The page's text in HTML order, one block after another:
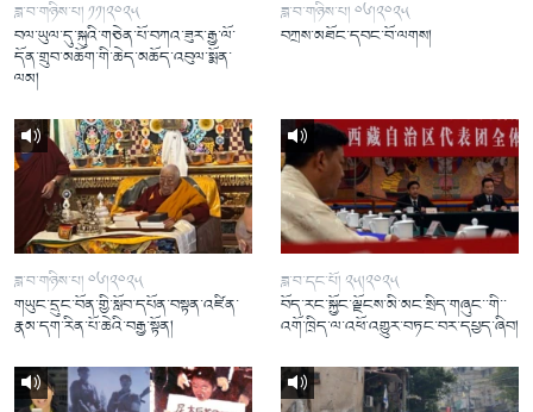
ཟླ་བ་གཉིས་པ། ༡༡།༢༠༢༥
བལ་ཡུལ་དུ་སྐུའི་གཅེན་པོ་བཀའ་ཟུར་རྒྱ་ལོ་
དོན་གྲུབ་མཆོག་གི་ཆེད་མཆོད་འབུལ་སྨོན་
ལམ།
ཟླ་བ་གཉིས་པ། ༠༦།༢༠༢༥
བཀྲས་མཐོང་དབང་བོ་ལགས།
ཟླ་བ་གཉིས་པ། ༠༦།༢༠༢༥
གཡུང་དྲུང་བོན་གྱི་སློབ་དཔོན་བསྟན་འཛིན་
རྣམ་དག་རིན་པོ་ཆེའི་བརྒྱ་སྟོན།
ཟླ་བ་དང་པོ། ༢༥།༢༠༢༥
བོད་རང་སྐྱོང་ལྗོངས་མི་མང་སྲིད་གཞུང་་གི་་
འགོ་ཁྲིད་ལ་འཕོ་འགྱུར་བཏང་བར་དཔྱད་ཞིབ།